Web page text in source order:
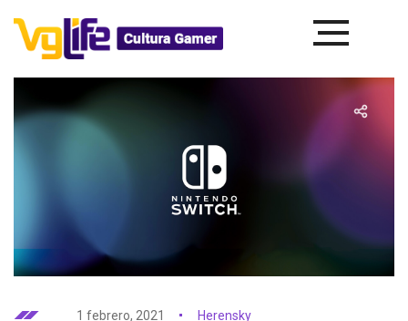
1 febrero, 2021 Herensky